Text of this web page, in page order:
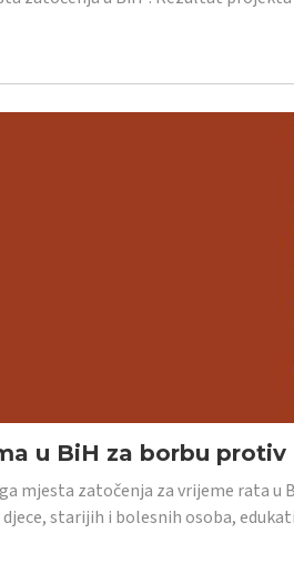
u BiH za borbu
mjesta zatočenja za vrijeme rata u
djece, starijih i bolesnih osoba,